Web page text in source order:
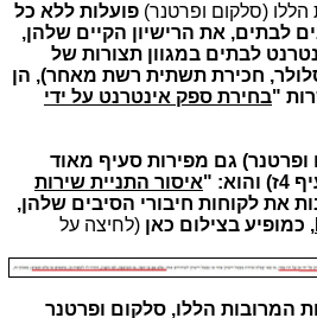
פועלות ללא כל
לבתים, את הרישיון הקיים שלהן,
לבתים במגוון תצורות של
חכירת תשתית רשת מאחר), הן
"בחירת ספק אינטרנט על ידי
גם מפירות סעיף מאוד
"
איסור התניית שירות
את לקוחות חיבורי הסיבים שלהן,
, כמופיע בצילום כאן (לחיצה על
המרובות הללו, סלקום ופרטנר